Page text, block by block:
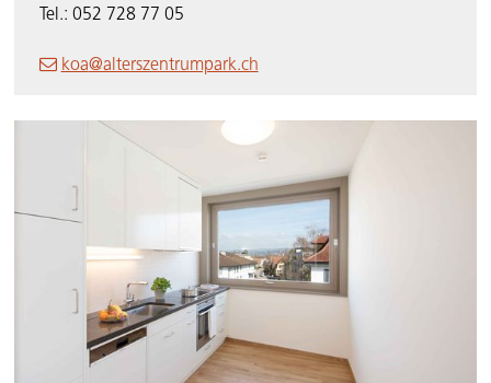
Tel.: 052 728 77 05
koa@alterszentrumpark.ch